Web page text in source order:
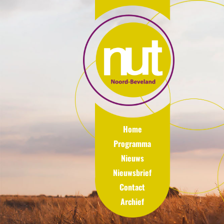
Home
Programma
Nieuws
Nieuwsbrief
Contact
Archief